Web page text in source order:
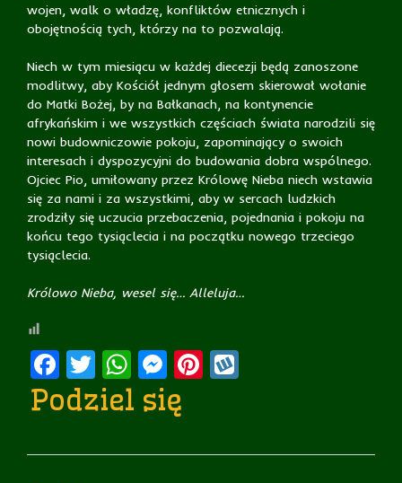
wojen, walk o władzę, konfliktów etnicznych i
obojętnością tych, którzy na to pozwalają.
Niech w tym miesiącu w każdej diecezji będą zanoszone
modlitwy, aby Kościół jednym głosem skierował wołanie
do Matki Bożej, by na Bałkanach, na kontynencie
afrykańskim i we wszystkich częściach świata narodzili się
nowi budowniczowie pokoju, zapominający o swoich
interesach i dyspozycyjni do budowania dobra wspólnego.
Ojciec Pio, umiłowany przez Królowę Nieba niech wstawia
się za nami i za wszystkimi, aby w sercach ludzkich
zrodziły się uczucia przebaczenia, pojednania i pokoju na
końcu tego tysiąclecia i na początku nowego trzeciego
tysiąclecia.
Królowo Nieba, wesel się… Alleluja…
Facebook
Twitter
WhatsApp
Messenger
Pinterest
Podziel się